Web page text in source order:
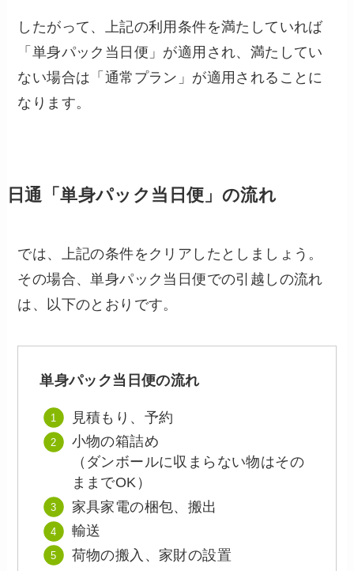
したがって、上記の利用条件を満たしていれば
「単身パック当日便」が適用され、満たしてい
ない場合は「通常プラン」が適用されることに
なります。
日通「単身パック当日便」の流れ
では、上記の条件をクリアしたとしましょう。
その場合、単身パック当日便での引越しの流れ
は、以下のとおりです。
単身パック当日便の流れ
見積もり、予約
小物の箱詰め
（ダンボールに収まらない物はその
ままでOK）
家具家電の梱包、搬出
輸送
荷物の搬入、家財の設置